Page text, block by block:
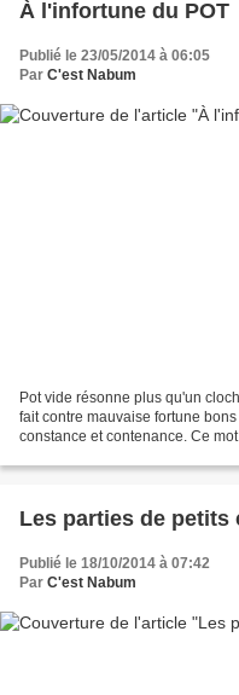
À l'infortune du POT
Publié le 23/05/2014 à 06:05
Par C'est Nabum
Pot vide résonne plus qu'un
fait contre mauvaise fortune
constance et contenance. Ce
Les parties de petits
Publié le 18/10/2014 à 07:42
Par C'est Nabum